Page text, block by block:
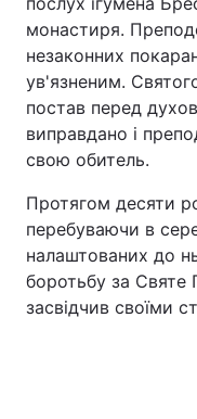
Контакти
Послуги
Тема оформлення
монастиря.
незаконних
ув'язненим.
постав перед
виправдано і
свою обитель.
Протягом десяти
перебуваючи в
налаштованих до
боротьбу за Святе
засвідчив своїми